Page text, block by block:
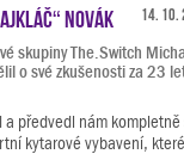
14. 10.
Novák
skupiny The.Switch
o své zkušenosti za 23
a předvedl nám kompletně
kytarové vybavení,